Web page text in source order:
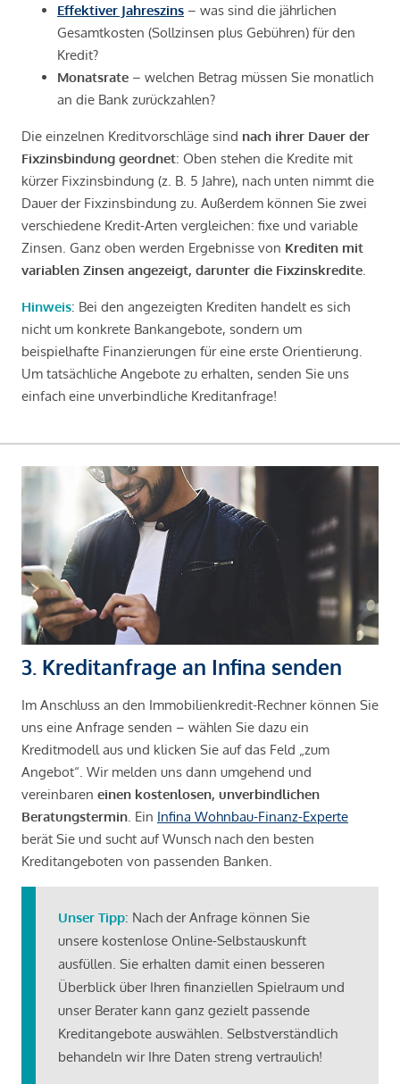
Effektiver Jahreszins – was sind die jährlichen
Gesamtkosten (Sollzinsen plus Gebühren) für den
Kredit?
Monatsrate – welchen Betrag müssen Sie monatlich
an die Bank zurückzahlen?
Die einzelnen Kreditvorschläge sind nach ihrer Dauer der
Fixzinsbindung geordnet: Oben stehen die Kredite mit
kürzer Fixzinsbindung (z. B. 5 Jahre), nach unten nimmt die
Dauer der Fixzinsbindung zu. Außerdem können Sie zwei
verschiedene Kredit-Arten vergleichen: fixe und variable
Zinsen. Ganz oben werden Ergebnisse von Krediten mit
variablen Zinsen angezeigt, darunter die Fixzinskredite
Hinweis: Bei den angezeigten Krediten handelt es sich
nicht um konkrete Bankangebote, sondern um
beispielhafte Finanzierungen für eine erste Orientierung.
Um tatsächliche Angebote zu erhalten, senden Sie uns
einfach eine unverbindliche Kreditanfrage!
3. Kreditanfrage an Infina senden
Im Anschluss an den Immobilienkredit-Rechner können Sie
uns eine Anfrage senden – wählen Sie dazu ein
Kreditmodell aus und klicken Sie auf das Feld „zum
Angebot“. Wir melden uns dann umgehend und
vereinbaren einen kostenlosen, unverbindlichen
Beratungstermin . Ein Infina Wohnbau-Finanz-Experte
berät Sie und sucht auf Wunsch nach den besten
Kreditangeboten von passenden Banken.
Unser Tipp: Nach der Anfrage können Sie
unsere kostenlose Online-Selbstauskunft
ausfüllen. Sie erhalten damit einen besseren
Überblick über Ihren finanziellen Spielraum und
unser Berater kann ganz gezielt passende
Kreditangebote auswählen. Selbstverständlich
behandeln wir Ihre Daten streng vertraulich!